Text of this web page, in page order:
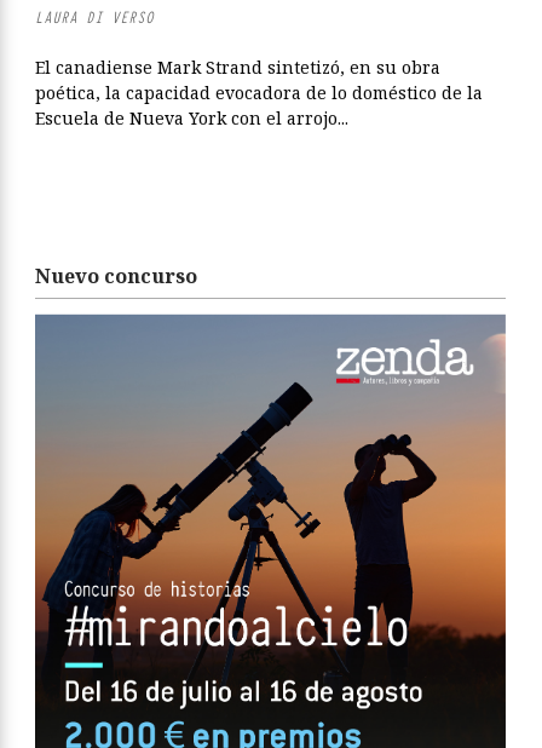
LAURA DI VERSO
El canadiense Mark Strand sintetizó, en su obra
poética, la capacidad evocadora de lo doméstico de la
Escuela de Nueva York con el arrojo...
Nuevo concurso